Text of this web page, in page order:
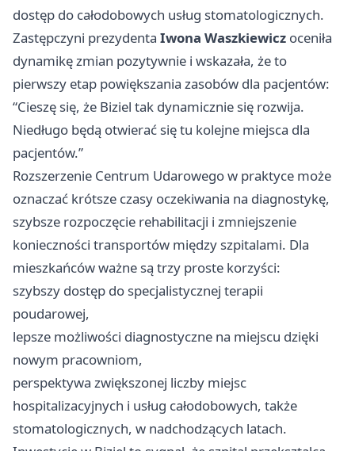
dostęp do całodobowych usług stomatologicznych.
Zastępczyni prezydenta Iwona Waszkiewicz oceniła
dynamikę zmian pozytywnie i wskazała, że to
pierwszy etap powiększania zasobów dla pacjentów:
“Cieszę się, że Biziel tak dynamicznie się rozwija.
Niedługo będą otwierać się tu kolejne miejsca dla
pacjentów.”
Rozszerzenie Centrum Udarowego w praktyce może
oznaczać krótsze czasy oczekiwania na diagnostykę,
szybsze rozpoczęcie rehabilitacji i zmniejszenie
konieczności transportów między szpitalami. Dla
mieszkańców ważne są trzy proste korzyści:
szybszy dostęp do specjalistycznej terapii
poudarowej,
lepsze możliwości diagnostyczne na miejscu dzięki
nowym pracowniom,
perspektywa zwiększonej liczby miejsc
hospitalizacyjnych i usług całodobowych, także
stomatologicznych, w nadchodzących latach.